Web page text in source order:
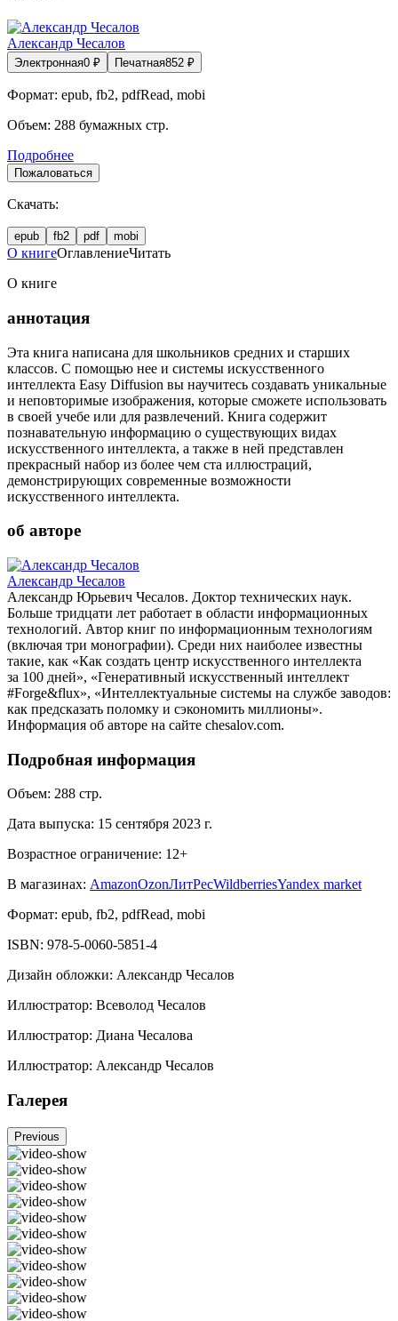
Александр Чесалов
Электронная0 ₽ Печатная852 ₽
Формат: epub, fb2, pdfRead, mobi
Объем: 288 бумажных стр.
Подробнее
Пожаловаться
Скачать:
epub fb2 pdf mobi
О книгеОглавлениеЧитать
О книге
аннотация
Эта книга написана для школьников средних и старших
классов. С помощью нее и системы искусственного
интеллекта Easy Diffusion вы научитесь создавать уникальные
и неповторимые изображения, которые сможете использовать
в своей учебе или для развлечений. Книга содержит
познавательную информацию о существующих видах
искусственного интеллекта, а также в ней представлен
прекрасный набор из более чем ста иллюстраций,
демонстрирующих современные возможности
искусственного интеллекта.
об авторе
Александр Чесалов
Александр Юрьевич Чесалов. Доктор технических наук.
Больше тридцати лет работает в области информационных
технологий. Автор книг по информационным технологиям
(включая три монографии). Среди них наиболее известны
такие, как «Как создать центр искусственного интеллекта
за 100 дней», «Генеративный искусственный интеллект
#Forge&flux», «Интеллектуальные системы на службе заводов:
как предсказать поломку и сэкономить миллионы».
Информация об авторе на сайте chesalov.com.
Подробная информация
Объем: 288 стр.
Дата выпуска: 15 сентября 2023 г.
Возрастное ограничение: 12+
В магазинах: AmazonOzonЛитРесWildberriesYandex market
Формат: epub, fb2, pdfRead, mobi
ISBN: 978-5-0060-5851-4
Дизайн обложки: Александр Чесалов
Иллюстратор: Всеволод Чесалов
Иллюстратор: Диана Чесалова
Иллюстратор: Александр Чесалов
Галерея
Previous